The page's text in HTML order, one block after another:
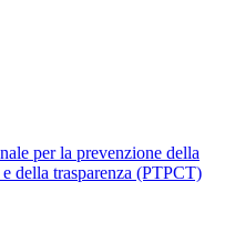
per la prevenzione della
della trasparenza (PTPCT)